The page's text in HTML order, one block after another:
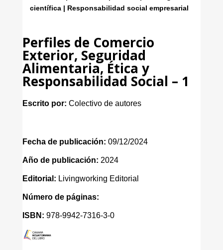
científica | Responsabilidad social empresarial
Perfiles de Comercio
Exterior, Seguridad
Alimentaria, Ética y
Responsabilidad Social – 1
Escrito por: Colectivo de autores
Fecha de publicación: 09/12/2024
Año de publicación: 2024
Editorial: Livingworking Editorial
Número de páginas:
ISBN: 978-9942-7316-3-0